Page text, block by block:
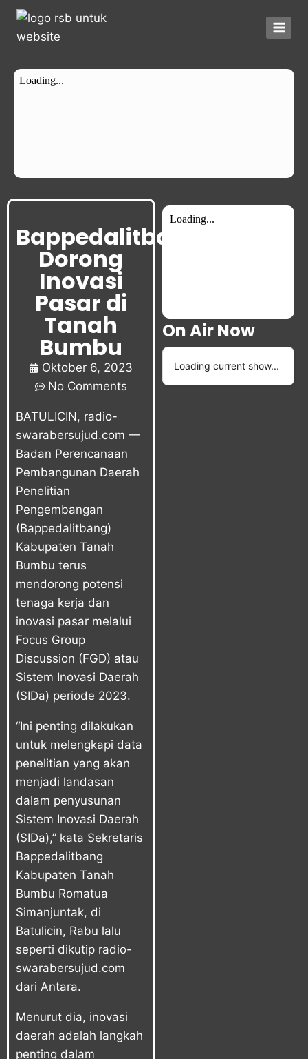
Bappedalitbang
Dorong
Inovasi
Pasar di
Tanah
Bumbu
Oktober 6, 2023
No Comments
BATULICIN, radio-
swarabersujud.com —
Badan Perencanaan
Pembangunan Daerah
Penelitian
Pengembangan
(Bappedalitbang)
Kabupaten Tanah
Bumbu terus
mendorong potensi
tenaga kerja dan
inovasi pasar melalui
Focus Group
Discussion (FGD) atau
Sistem Inovasi Daerah
(SIDa) periode 2023.
“Ini penting dilakukan
untuk melengkapi data
penelitian yang akan
menjadi landasan
dalam penyusunan
Sistem Inovasi Daerah
(SIDa),” kata Sekretaris
Bappedalitbang
Kabupaten Tanah
Bumbu Romatua
Simanjuntak, di
Batulicin, Rabu lalu
seperti dikutip radio-
swarabersujud.com
dari Antara.
Menurut dia, inovasi
daerah adalah langkah
penting dalam
On Air Now
Loading current show...